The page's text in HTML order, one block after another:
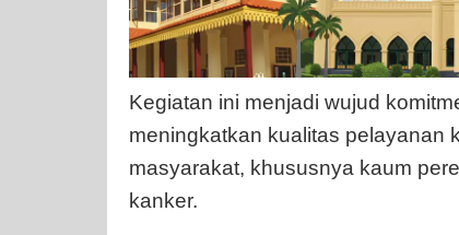
Kegiatan ini menjadi wujud
meningkatkan kualitas pelayanan
masyarakat, khususnya kaum
kanker.